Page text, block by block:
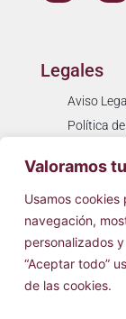
Valoramos
Usamos
navegación,
personalizados
“Aceptar todo”
de las cookies.
Legales
Aviso Legal
Política
© 2026